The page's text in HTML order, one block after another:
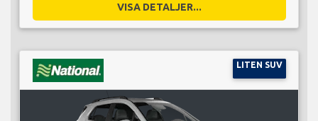
VISA DETALJER...
LITEN SUV